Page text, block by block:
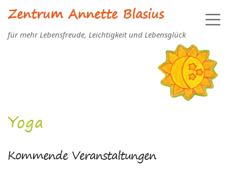
Zentrum Annette Blasius
für mehr Lebensfreude, Leichtigkeit und Lebensglück
Yoga
Kommende Veranstaltungen